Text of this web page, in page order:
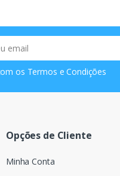
os Termos e Condições
Opções de Cliente
Minha Conta